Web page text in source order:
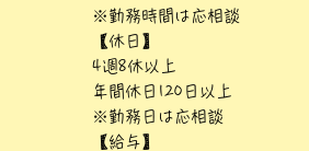
※勤務時間は応相談
【休日】
4週8休以上
年間休日120日以上
※勤務日は応相談
【給与】